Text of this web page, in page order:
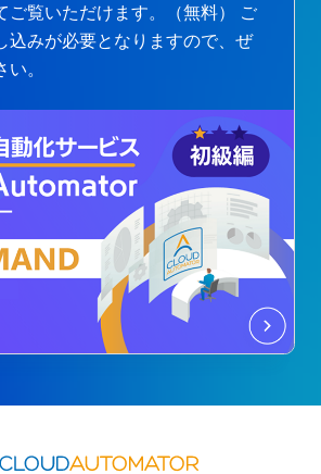
ご覧いただけます。（無料）
ご
込みが必要となりますので、ぜ
。